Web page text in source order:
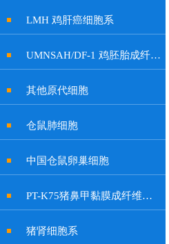
LMH 鸡肝癌细胞系
UMNSAH/DF-1 鸡胚胎成纤维细胞系
其他原代细胞
仓鼠肺细胞
中国仓鼠卵巢细胞
PT-K75猪鼻甲黏膜成纤维贴壁细胞系
猪肾细胞系